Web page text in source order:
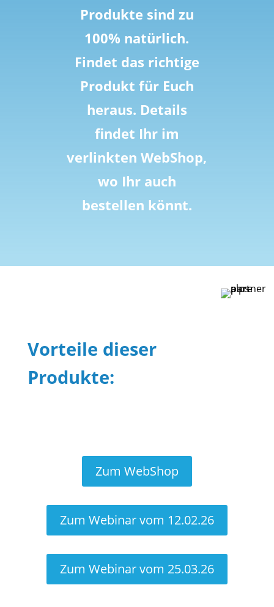
Produkte sind zu
100% natürlich.
Findet das richtige
Produkt für Euch
heraus. Details
findet Ihr im
verlinkten WebShop,
wo Ihr auch
bestellen könnt.
Vorteile dieser
Produkte:
Zum WebShop
Zum Webinar vom 12.02.26
Zum Webinar vom 25.03.26